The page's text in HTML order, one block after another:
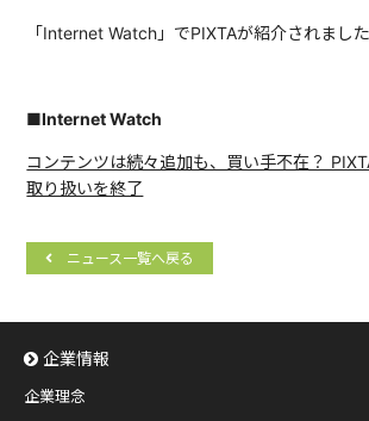
「Internet Watch」でPIXTAが紹介されました
■Internet Watch
コンテンツは続々追加も、買い手不在？
取り扱いを終了
ニュース一覧へ戻る
企業情報
企業理念